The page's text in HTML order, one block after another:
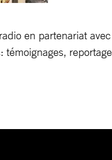
en partenariat